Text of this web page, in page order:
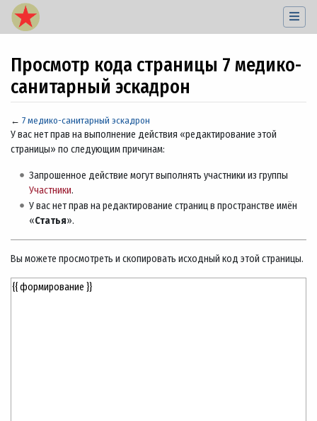
Просмотр кода страницы 7 медико-
санитарный эскадрон
← 7 медико-санитарный эскадрон
Перейти к:навигация,поиск
У вас нет прав на выполнение действия «редактирование этой
страницы» по следующим причинам:
Запрошенное действие могут выполнять участники из группы
Участники.
У вас нет прав на редактирование страниц в пространстве имён
«Статья».
Вы можете просмотреть и скопировать исходный код этой страницы.